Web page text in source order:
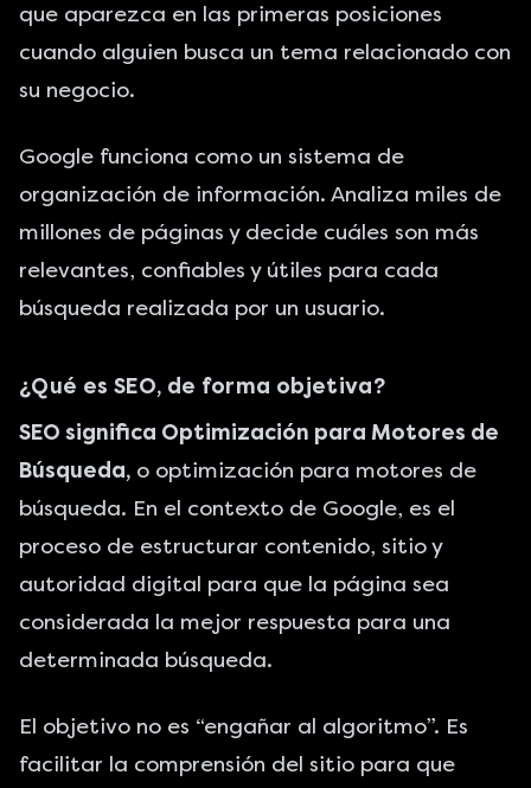
que aparezca en las primeras posiciones
cuando alguien busca un tema relacionado con
su negocio.
Google funciona como un sistema de
organización de información. Analiza miles de
millones de páginas y decide cuáles son más
relevantes, confiables y útiles para cada
búsqueda realizada por un usuario.
¿Qué es SEO, de forma objetiva?
SEO significa Optimización para Motores de
Búsqueda, o optimización para motores de
búsqueda. En el contexto de Google, es el
proceso de estructurar contenido, sitio y
autoridad digital para que la página sea
considerada la mejor respuesta para una
determinada búsqueda.
El objetivo no es “engañar al algoritmo”. Es
facilitar la comprensión del sitio para que